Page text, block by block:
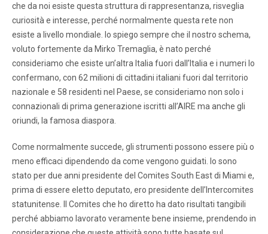
che da noi esiste questa struttura di rappresentanza, risveglia
curiosità e interesse, perché normalmente questa rete non
esiste a livello mondiale. Io spiego sempre che il nostro schema,
voluto fortemente da Mirko Tremaglia, è nato perché
consideriamo che esiste un’altra Italia fuori dall’Italia e i numeri lo
confermano, con 62 milioni di cittadini italiani fuori dal territorio
nazionale e 58 residenti nel Paese, se consideriamo non solo i
connazionali di prima generazione iscritti all’AIRE ma anche gli
oriundi, la famosa diaspora.
Come normalmente succede, gli strumenti possono essere più o
meno efficaci dipendendo da come vengono guidati. Io sono
stato per due anni presidente del Comites South East di Miami e,
prima di essere eletto deputato, ero presidente dell’Intercomites
statunitense. Il Comites che ho diretto ha dato risultati tangibili
perché abbiamo lavorato veramente bene insieme, prendendo in